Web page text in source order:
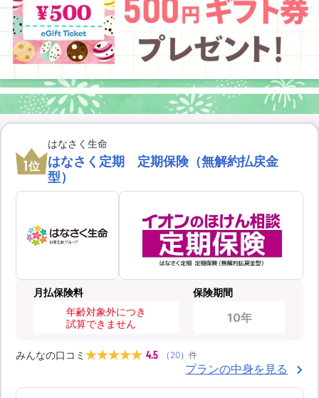
1位
はなさく生命
はなさく定期 定期保険（無解約払戻金
型）
月払保険料
年齢対象外につき
試算できません
保険期間
10年
みんなの口コミ 4.5 （ 20） 件
プランの中身を見る